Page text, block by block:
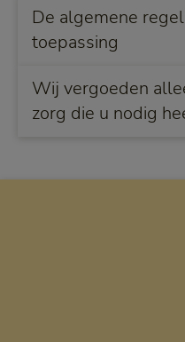
De algemene
toepassing
Wij vergoeden
zorg die u nodig